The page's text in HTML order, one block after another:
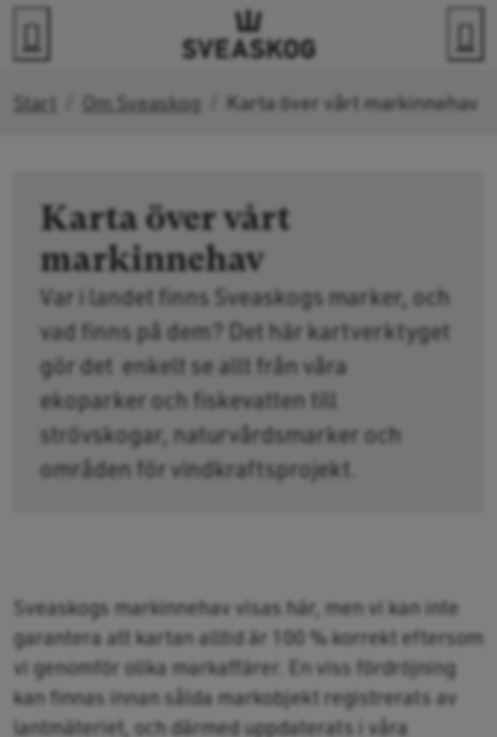
Gå direkt till innehållet
Start Om Sveaskog Karta över vårt markinnehav
Karta över vårt
markinnehav
Var i landet finns Sveaskogs marker, och
vad finns på dem? Det här kartverktyget
gör det enkelt se allt från våra
ekoparker och fiskevatten till
strövskogar, naturvårdsmarker och
områden för vindkraftsprojekt.
Sveaskogs markinnehav visas här, men vi kan inte
garantera att kartan alltid är 100 % korrekt eftersom
vi genomför olika markaffärer. En viss fördröjning
kan finnas innan sålda markobjekt registrerats av
lantmäteriet, och därmed uppdaterats i våra